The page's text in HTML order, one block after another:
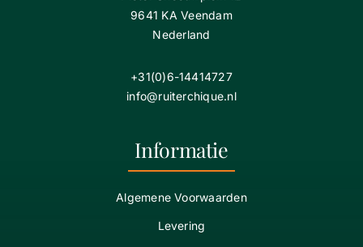
9641 KA Veendam
Nederland
+31(0)6-14414727
info@ruiterchique.nl
Informatie
Algemene Voorwaarden
Levering